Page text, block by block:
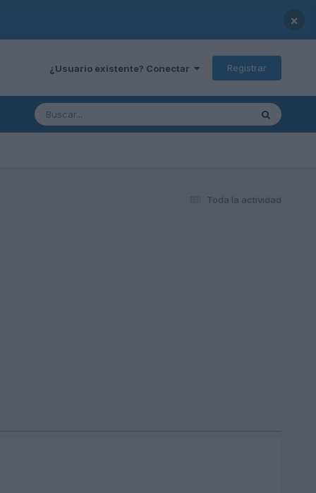
×
¿Usuario existente? Conectar Registrar
Toda la actividad